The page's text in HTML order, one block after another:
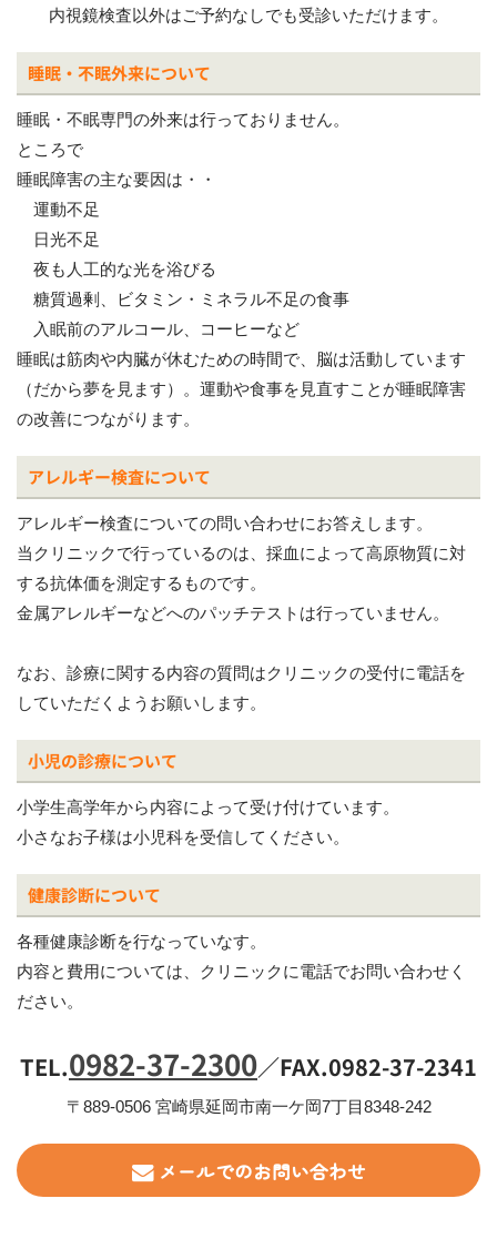
内視鏡検査以外はご予約なしでも受診いただけます。
睡眠・不眠外来について
睡眠・不眠専門の外来は行っておりません。
ところで
睡眠障害の主な要因は・・
運動不足
日光不足
夜も人工的な光を浴びる
糖質過剰、ビタミン・ミネラル不足の食事
入眠前のアルコール、コーヒーなど
睡眠は筋肉や内臓が休むための時間で、脳は活動しています
（だから夢を見ます）。運動や食事を見直すことが睡眠障害
の改善につながります。
アレルギー検査について
アレルギー検査についての問い合わせにお答えします。
当クリニックで行っているのは、採血によって高原物質に対
する抗体価を測定するものです。
金属アレルギーなどへのパッチテストは行っていません。
なお、診療に関する内容の質問はクリニックの受付に電話を
していただくようお願いします。
小児の診療について
小学生高学年から内容によって受け付けています。
小さなお子様は小児科を受信してください。
健康診断について
各種健康診断を行なっていなす。
内容と費用については、クリニックに電話でお問い合わせく
ださい。
TEL.0982-37-2300／FAX.0982-37-2341
〒889-0506 宮崎県延岡市南一ケ岡7丁目8348-242
メールでのお問い合わせ